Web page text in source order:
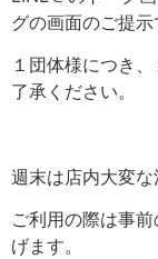
グの画面のご提示
１団体様につき
了承ください。
週末は店内大変な
ご利用の際は事
げます。